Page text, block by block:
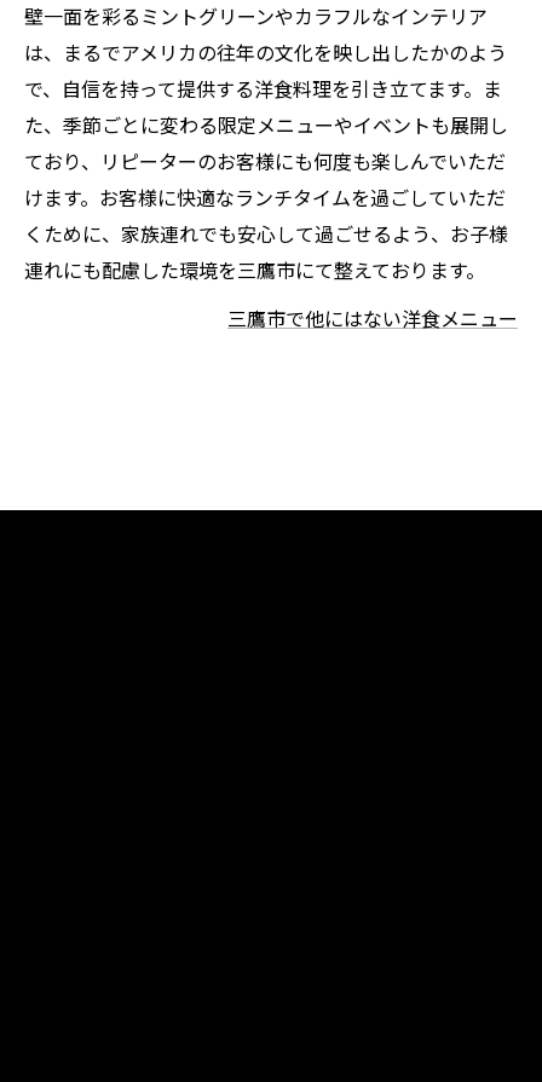
壁一面を彩るミントグリーンやカラフルなインテリア
は、まるでアメリカの往年の文化を映し出したかのよう
で、自信を持って提供する洋食料理を引き立てます。ま
た、季節ごとに変わる限定メニューやイベントも展開し
ており、リピーターのお客様にも何度も楽しんでいただ
けます。お客様に快適なランチタイムを過ごしていただ
くために、家族連れでも安心して過ごせるよう、お子様
連れにも配慮した環境を三鷹市にて整えております。
三鷹市で他にはない洋食メニュー